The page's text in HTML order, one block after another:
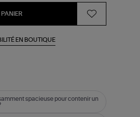
EN BOUTIQUE
spacieuse pour contenir un